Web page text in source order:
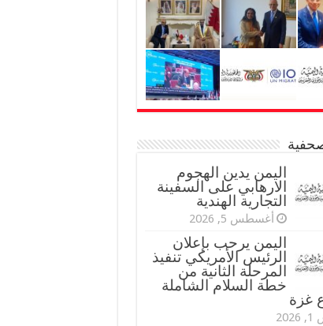
اليمن يدين الهجوم
الارهابي على السفينة
التجارية الهندية
أغسطس 5, 2026
اليمن يرحب بإعلان
الرئيس الأمريكي تنفيذ
المرحلة الثانية من
خطة السلام الشاملة
غزة